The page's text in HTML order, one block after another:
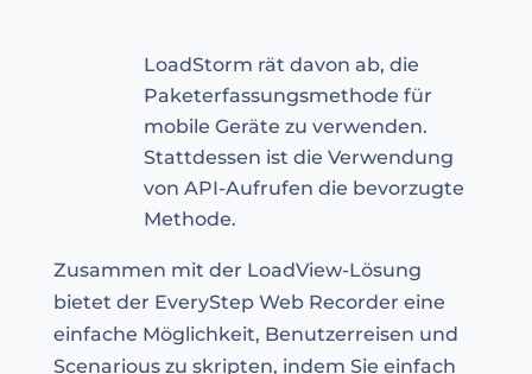
LoadStorm rät davon ab, die
Paketerfassungsmethode für
mobile Geräte zu verwenden.
Stattdessen ist die Verwendung
von API-Aufrufen die bevorzugte
Methode.
Zusammen mit der LoadView-Lösung
bietet der EveryStep Web Recorder eine
einfache Möglichkeit, Benutzerreisen und
Scenarious zu skripten, indem Sie einfach